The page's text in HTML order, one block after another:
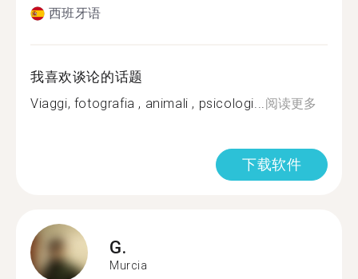
西班牙语
我喜欢谈论的话题
Viaggi, fotografia , animali , psicologi...阅读更多
下载软件
G.
Murcia